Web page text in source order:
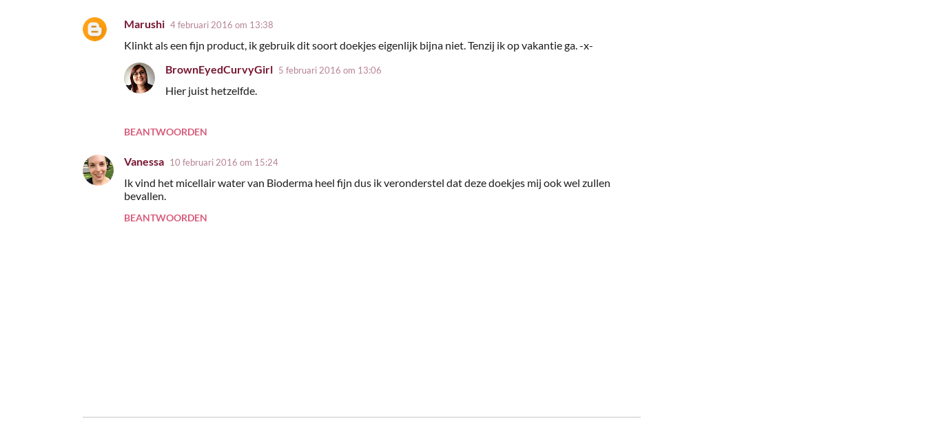
Marushi 4 februari 2016 om 13:38
Klinkt als een fijn product, ik gebruik dit soort doekjes eigenlijk bijna niet. Tenzij ik op vakantie ga. -x-
BEANTWOORDEN
BrownEyedCurvyGirl 5 februari 2016 om 13:06
Hier juist hetzelfde.
Vanessa 10 februari 2016 om 15:24
Ik vind het micellair water van Bioderma heel fijn dus ik veronderstel dat deze doekjes mij ook wel zullen
bevallen.
BEANTWOORDEN